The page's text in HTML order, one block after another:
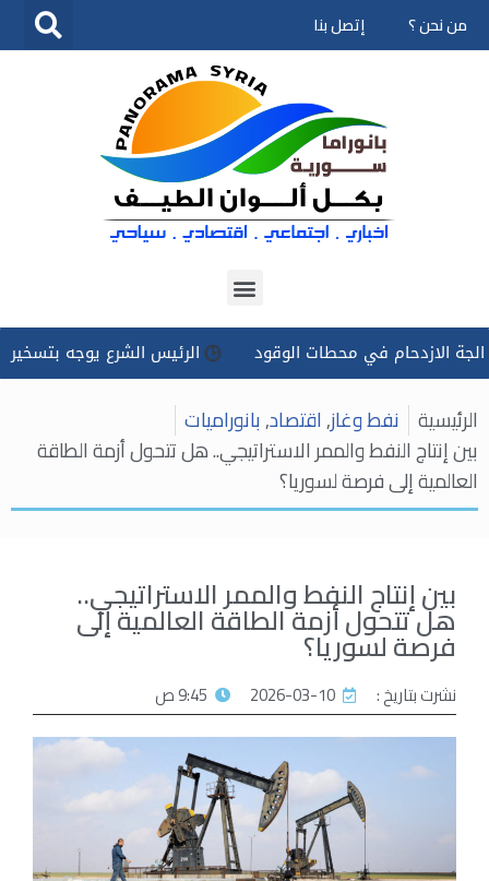
تخطى
من نحن ؟ إتصل بنا
في محطات الوقود الرئيس الشرع يوجه بتسخير كل
الرئيسية نفط وغاز,اقتصاد,بانوراميات
بين إنتاج النفط والممر الاستراتيجي.. هل تتحول أزمة الطاقة
العالمية إلى فرصة لسوريا؟
بين إنتاج النفط والممر الاستراتيجي..
هل تتحول أزمة الطاقة العالمية إلى
فرصة لسوريا؟
نشرت بتاريخ : 2026-03-10 9:45 ص